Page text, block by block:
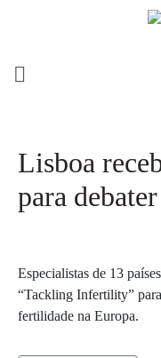
Lisboa
para
Especialistas de 13
“Tackling Infertility”
fertilidade na Europa.